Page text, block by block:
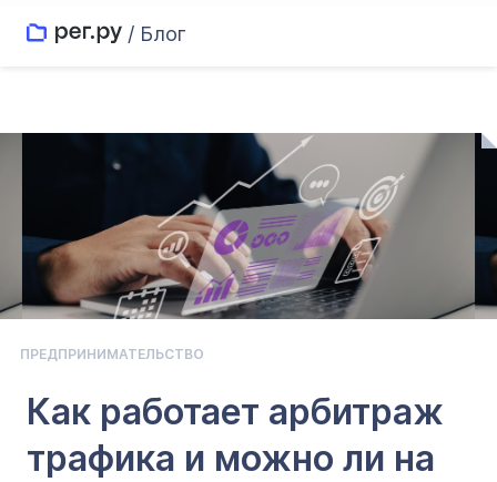
/ Блог
ПРЕДПРИНИМАТЕЛЬСТВО
Как работает арбитраж
трафика и можно ли на